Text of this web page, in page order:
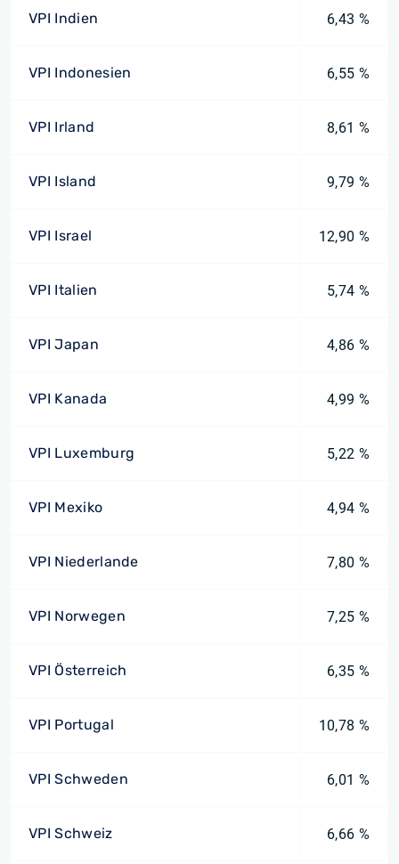
VPI Indien 6,43 %
VPI Indonesien 6,55 %
VPI Irland 8,61 %
VPI Island 9,79 %
VPI Israel 12,90 %
VPI Italien 5,74 %
VPI Japan 4,86 %
VPI Kanada 4,99 %
VPI Luxemburg 5,22 %
VPI Mexiko 4,94 %
VPI Niederlande 7,80 %
VPI Norwegen 7,25 %
VPI Österreich 6,35 %
VPI Portugal 10,78 %
VPI Schweden 6,01 %
VPI Schweiz 6,66 %